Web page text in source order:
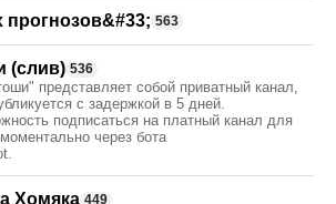
563
(слив) 536
представляет собой приватный канал,
с задержкой в 5 дней.
подписаться на платный канал для
через бота
Хомяка 449